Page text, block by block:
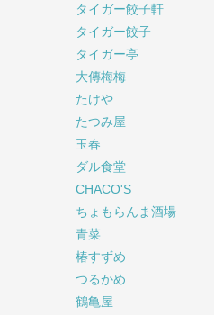
タイガー餃子軒
タイガー餃子
タイガー亭
大傳梅梅
たけや
たつみ屋
玉春
ダル食堂
CHACO'S
ちょもらんま酒場
青菜
椿すずめ
つるかめ
鶴亀屋